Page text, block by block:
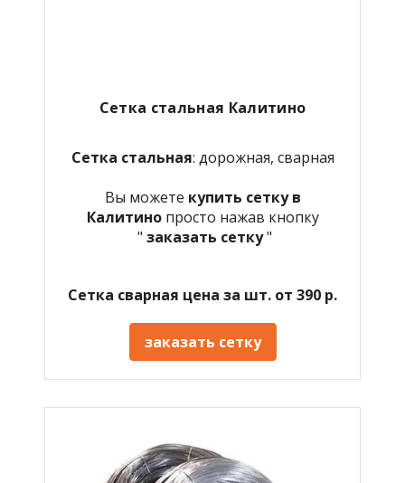
Сетка стальная Калитино
Сетка стальная: дорожная, сварная
Вы можете купить сетку в
Калитино просто нажав кнопку
" заказать сетку"
Сетка сварная цена за шт. от 390 р.
заказать сетку